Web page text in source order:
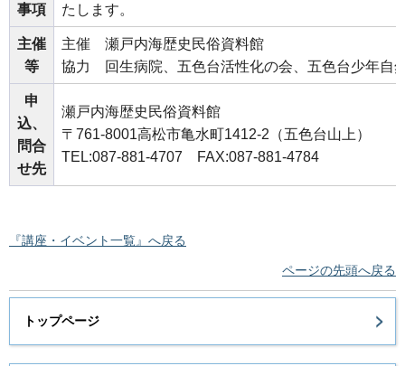
事項
たします。
主催
等
主催
瀬戸内海歴史民俗資料館
協力
回生病院 、五色台活性化の会、五色台少年自
申
込、
問合
せ先
瀬戸内海歴史民俗資料館
〒761-8001高松市亀水町1412-2（五色台山上）
TEL:087-881-4707
FAX:087-881-4784
『講座・イベント一覧』へ戻る
ページの先頭へ戻る
トップページ